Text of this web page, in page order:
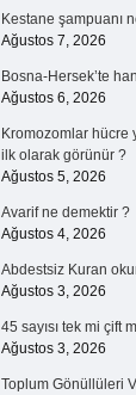
Kestane şampuanı
Ağustos 7, 2026
Bosna-Hersek’te
Ağustos 6, 2026
Kromozomlar hücre
ilk olarak görünür ?
Ağustos 5, 2026
Avarif ne demektir ?
Ağustos 4, 2026
Abdestsiz Kuran
Ağustos 3, 2026
45 sayısı tek mi çift
Ağustos 3, 2026
Toplum Gönüllüleri